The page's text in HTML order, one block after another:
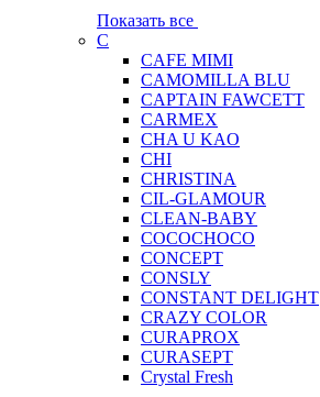
Показать все
C
CAFE MIMI
CAMOMILLA BLU
CAPTAIN FAWCETT
CARMEX
CHA U KAO
CHI
CHRISTINA
CIL-GLAMOUR
CLEAN-BABY
COCOCHOCO
CONCEPT
CONSLY
CONSTANT DELIGHT
CRAZY COLOR
CURAPROX
CURASEPT
Crystal Fresh